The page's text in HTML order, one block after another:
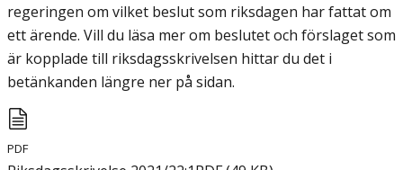
regeringen om vilket beslut som riksdagen har fattat om
ett ärende. Vill du läsa mer om beslutet och förslaget som
är kopplade till riksdagsskrivelsen hittar du det i
betänkanden längre ner på sidan.
PDF